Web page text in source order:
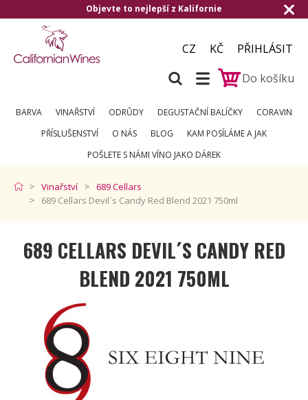
Objevte to nejlepší z Kalifornie
CZ KČ
PŘIHLÁSIT
Do košíku
BARVA VINAŘSTVÍ ODRŮDY DEGUSTAČNÍ BALÍČKY
CORAVIN
PŘÍSLUŠENSTVÍ
O NÁS BLOG
KAM POSÍLÁME A JAK
POŠLETE S NÁMI VÍNO JAKO DÁREK
Vinařství
689 Cellars
689 Cellars Devil´s Candy Red Blend 2021 750ml
689 CELLARS DEVIL´S CANDY RED
BLEND 2021 750ML